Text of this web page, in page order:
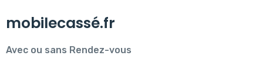
mobilecassé.fr
Avec ou sans Rendez-vous